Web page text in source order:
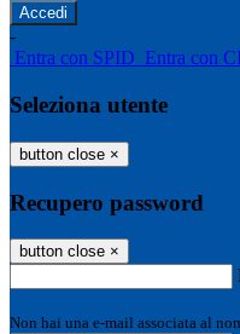
-
Entra con SPID Entra con
Seleziona utente
button close ×
Recupero password
button close ×
Non hai una e-mail associata al